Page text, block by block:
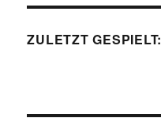
ZULETZT GESPIELT: